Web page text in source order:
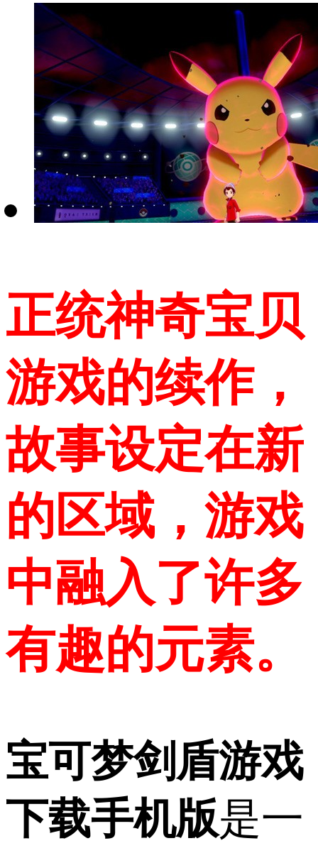
正统神奇宝贝
游戏的续作，
故事设定在新
的区域，游戏
中融入了许多
有趣的元素。
宝可梦剑盾游戏
下载手机版是一